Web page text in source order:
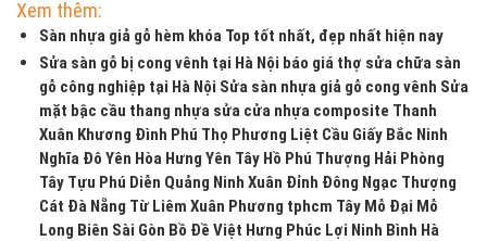
Xem thêm:
Sàn nhựa giả gỗ hèm khóa Top tốt nhất, đẹp nhất hiện nay
Sửa sàn gỗ bị cong vênh tại Hà Nội báo giá thợ sửa chữa sàn
gỗ công nghiệp tại Hà Nội Sửa sàn nhựa giả gỗ cong vênh Sửa
mặt bậc cầu thang nhựa sửa cửa nhựa composite Thanh
Xuân Khương Đình Phú Thọ Phương Liệt Cầu Giấy Bắc Ninh
Nghĩa Đô Yên Hòa Hưng Yên Tây Hồ Phú Thượng Hải Phòng
Tây Tựu Phú Diễn Quảng Ninh Xuân Đỉnh Đông Ngạc Thượng
Cát Đà Nẵng Từ Liêm Xuân Phương tphcm Tây Mỗ Đại Mỗ
Long Biên Sài Gòn Bồ Đề Việt Hưng Phúc Lợi Ninh Bình Hà